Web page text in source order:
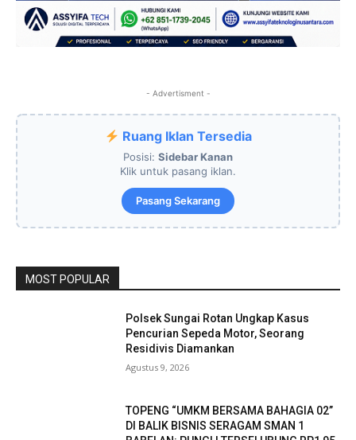
- Advertisment -
Ruang Iklan Tersedia
Posisi: Sidebar Kanan
Klik untuk pasang iklan.
Pasang Sekarang
MOST POPULAR
Polsek Sungai Rotan Ungkap Kasus
Pencurian Sepeda Motor, Seorang
Residivis Diamankan
Agustus 9, 2026
TOPENG “UMKM BERSAMA BAHAGIA 02”
DI BALIK BISNIS SERAGAM SMAN 1